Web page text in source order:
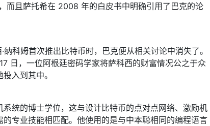
而且萨托希在 2008 年的白皮书中明确引用了巴克的论
科姆首次推出比特币时，巴克便从相关讨论中消失了。
日，一位阿根廷密码学家将萨科西的财富情况公之于众
入到其中。
系统的博士学位，这与设计比特币的点对点网络、激励机
专业技能相匹配。他使用的是与中本聪相同的编程语言